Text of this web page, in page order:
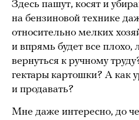
Здесь пашут, косят и
на бензиновой технике
относительно мелких
и впрямь будет все
вернуться к ручному
гектары картошки? А как
и продавать?
Мне даже интересно, до